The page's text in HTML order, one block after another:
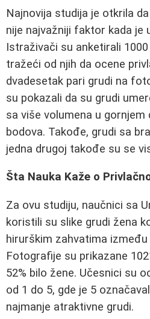
Najnovija studija je otkrila
nije najvažniji faktor kada je
Istraživači su anketirali
tražeći od njih da ocene
dvadesetak pari grudi na
su pokazali da su grudi
sa više volumena u gornjem
bodova. Takođe, grudi sa
jedna drugoj takođe su se
Šta Nauka Kaže o
Za ovu studiju, naučnici sa
koristili su slike grudi žena
hirurškim zahvatima između
Fotografije su prikazane
52% bilo žene. Učesnici su
od 1 do 5, gde je 5
najmanje atraktivne grudi.